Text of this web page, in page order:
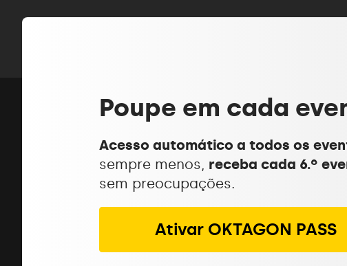
Poupe em cada
Acesso automático a todos os
sempre menos, receba cada 6.º
sem preocupações.
Ativar OKTAGON PASS